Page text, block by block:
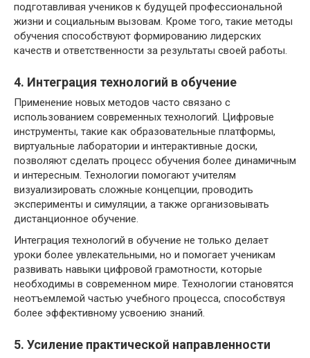
подготавливая учеников к будущей профессиональной
жизни и социальным вызовам. Кроме того, такие методы
обучения способствуют формированию лидерских
качеств и ответственности за результаты своей работы.
4. Интеграция технологий в обучение
Применение новых методов часто связано с
использованием современных технологий. Цифровые
инструменты, такие как образовательные платформы,
виртуальные лаборатории и интерактивные доски,
позволяют сделать процесс обучения более динамичным
и интересным. Технологии помогают учителям
визуализировать сложные концепции, проводить
эксперименты и симуляции, а также организовывать
дистанционное обучение.
Интеграция технологий в обучение не только делает
уроки более увлекательными, но и помогает ученикам
развивать навыки цифровой грамотности, которые
необходимы в современном мире. Технологии становятся
неотъемлемой частью учебного процесса, способствуя
более эффективному усвоению знаний.
5. Усиление практической направленности